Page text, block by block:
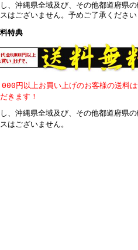
、沖縄県全域及び、その他都道府県
はございません。予めご了承ください
料特典
円以上お買い上げのお客様の送料は
きます！
、沖縄県全域及び、その他都道府県
はございません。